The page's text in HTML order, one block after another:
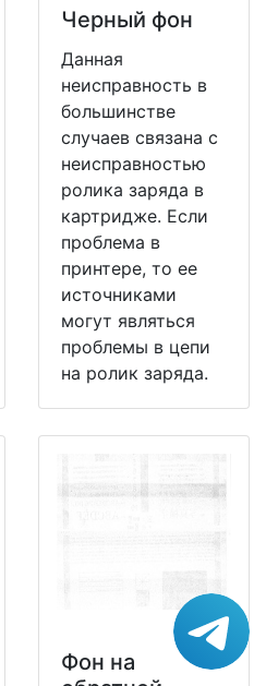
Черный фон
Данная
неисправность в
большинстве
случаев связана с
неисправностью
ролика заряда в
картридже. Если
проблема в
принтере, то ее
источниками
могут являться
проблемы в цепи
на ролик заряда.
Фон на